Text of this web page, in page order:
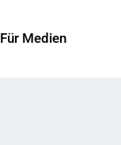
Für Medien